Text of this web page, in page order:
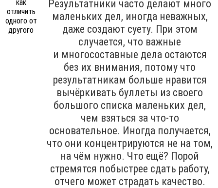
Результатники часто делают много
маленьких дел, иногда неважных,
даже создают суету. При этом
случается, что важные
и многосоставные дела остаются
без их внимания, потому что
результатникам больше нравится
вычёркивать буллеты из своего
большого списка маленьких дел,
чем взяться за что-то
основательное. Иногда получается,
что они концентрируются не на том,
на чём нужно. Что ещё? Порой
стремятся побыстрее сдать работу,
отчего может страдать качество.